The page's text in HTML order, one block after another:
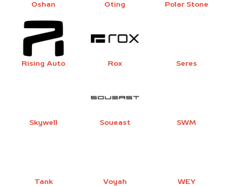
Oshan Oting Polar Stone
Rising Auto Rox Seres
Skywell Soueast SWM
Tank Voyah WEY